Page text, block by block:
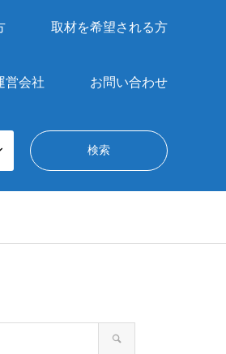
取材を希望される方
営会社 お問い合わせ